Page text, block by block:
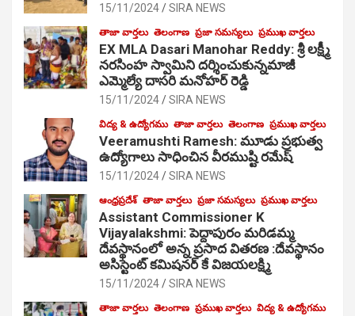
15/11/2024 SIRA NEWS
తాజా వార్తలు తెలంగాణ ప్రజా సమస్యలు ప్రముఖ వార్తలు
EX MLA Dasari Manohar Reddy: శ్రీ లక్ష్మీ
నరసింహ స్వామిని దర్శించుకున్నమాజీ
ఎమ్మెల్యే దాసరి మనోహర్ రెడ్డి
15/11/2024 SIRA NEWS
విద్య & ఉద్యోగము తాజా వార్తలు తెలంగాణ ప్రముఖ వార్తలు
Veeramushti Ramesh: మూడు ప్రభుత్వ
ఉద్యోగాలు సాధించిన వీరముష్టి రమేష్
15/11/2024 SIRA NEWS
ఆంధ్రప్రదేశ్ తాజా వార్తలు ప్రజా సమస్యలు ప్రముఖ వార్తలు
Assistant Commissioner K
Vijayalakshmi: పెద్దాపురం మరిడమ్మ
దేవస్థానంలో అన్న ప్రసాద వితరణ :దేవస్థానం
అసిస్టెంట్ కమిషనర్ కే విజయలక్ష్మి
15/11/2024 SIRA NEWS
తాజా వార్తలు తెలంగాణ ప్రముఖ వార్తలు విద్య & ఉద్యోగము